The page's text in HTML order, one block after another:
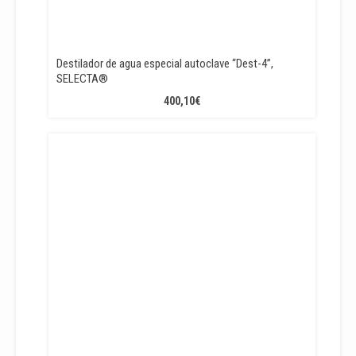
Destilador de agua especial autoclave “Dest-4”,
SELECTA®
400,10€